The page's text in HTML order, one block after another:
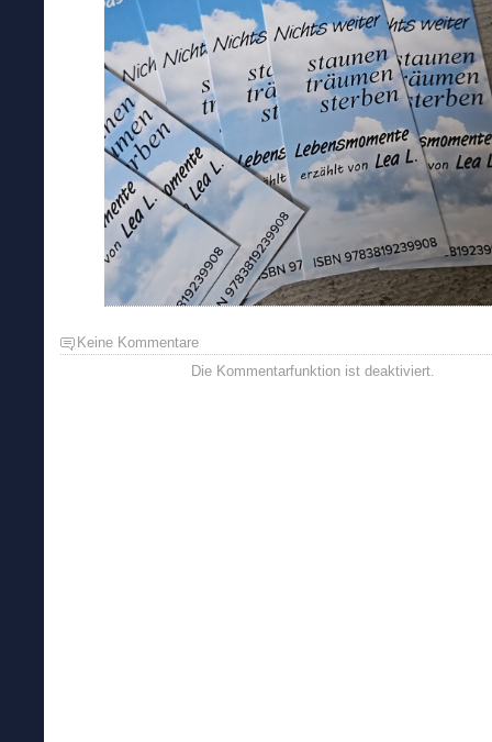
Keine Kommentare
Die Kommentarfunktion ist deaktiviert.